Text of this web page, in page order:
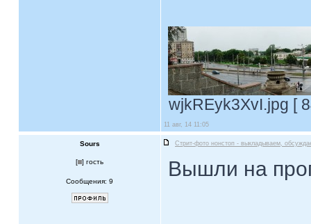
wjkREyk3XvI.jpg [
11 авг, 14 11:05
Sours Стрит-фото нонстоп - выкладываем,
[ ] гость
Сообщения: 9
Вышли на